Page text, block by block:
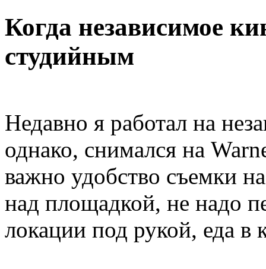
Когда независимое
студийным
Недавно я работал на
однако, снимался на
важно удобство съемки
над площадкой, не надо
локации под рукой, еда